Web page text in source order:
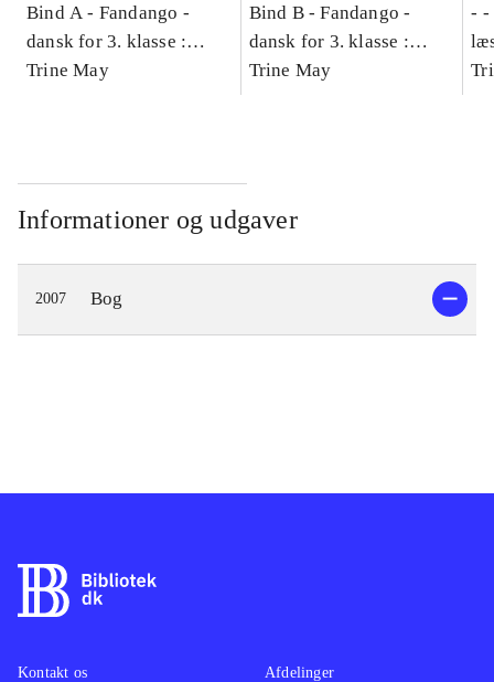
Bind A - Fandango -
dansk for 3. klasse :
grundbog -- Arbejdsbog.
Trine May
Bind B -Fandango -
dansk for 3. klasse :
grundbog -- Arbejdsbog.
Trine May
- -
-
Informationer og udgaver
2007 Bog
Kontakt os
Afdelinger